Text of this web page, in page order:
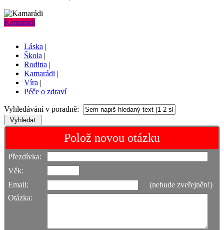
Kamarádi
Láska |
Škola |
Rodina |
Kamarádi |
Víra |
Péče o zdraví
Vyhledávání v poradně:
Polož novou otázku
Přezdívka:
Věk:
Email:
(nebude zveřejněn!)
Otázka: